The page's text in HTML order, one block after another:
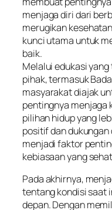
menjaga diri dari
merugikan
kunci utama untuk
baik.
Melalui edukasi
pihak, termasuk
masyarakat diajak
pentingnya menjaga
pilihan hidup yang
positif dan
menjadi faktor
kebiasaan yang
Pada akhirnya,
tentang kondisi saat
depan. Dengan